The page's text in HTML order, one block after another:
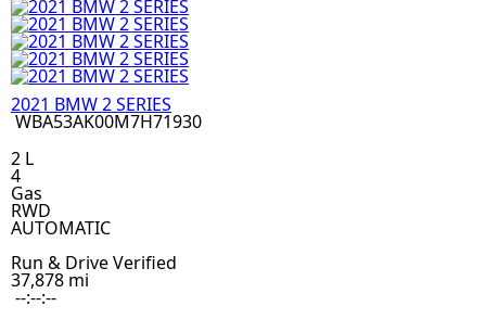
2021 BMW 2 SERIES
WBA53AK00M7H71930
2 L
4
Gas
RWD
AUTOMATIC
Run & Drive Verified
37,878 mi
--:--:--